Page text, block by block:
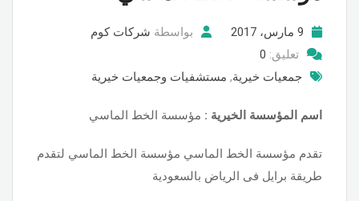
9 مارس، 2017 بواسطة شركات كوم
تعليق: 0
جمعيات خيرية, مستشفيات وجمعيات خيرية
اسم المؤسسة الخيرية : مؤسسة الخط الماسي
تقدم مؤسسة الخط الماسي مؤسسة الخط الماسي لتقدم
طريقة برايل فى الرياض بالسعودية